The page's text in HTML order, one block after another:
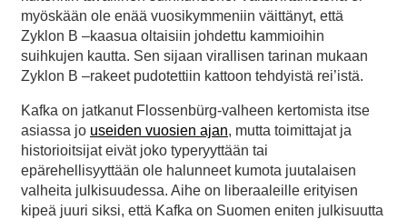
myöskään ole enää vuosikymmeniin väittänyt, että
Zyklon B –kaasua oltaisiin johdettu kammioihin
suihkujen kautta. Sen sijaan virallisen tarinan mukaan
Zyklon B –rakeet pudotettiin kattoon tehdyistä rei’istä.
Kafka on jatkanut Flossenbürg-valheen kertomista itse
asiassa jo useiden vuosien ajan, mutta toimittajat ja
historioitsijat eivät joko typeryyttään tai
epärehellisyyttään ole halunneet kumota juutalaisen
valheita julkisuudessa. Aihe on liberaaleille erityisen
kipeä juuri siksi, että Kafka on Suomen eniten julkisuutta